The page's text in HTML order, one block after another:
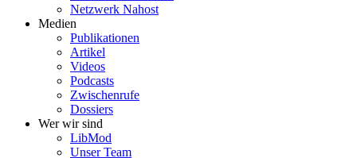
Netzwerk Nahost
Medien
Publi­ka­tionen
Artikel
Videos
Podcasts
Zwischenrufe
Dossiers
Wer wir sind
LibMod
Unser Team